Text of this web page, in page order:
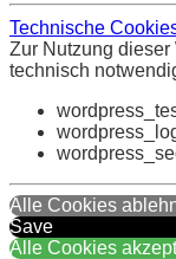
Technische
Zur Nutzung
technisch
Alle Cookies
Save
Alle Cookies